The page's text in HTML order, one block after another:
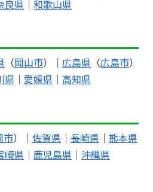
良県 ｜ 和歌山県
（岡山市）｜ 広島県 （広島市）
県 ｜ 愛媛県 ｜ 高知県
市）｜ 佐賀県 ｜ 長崎県 ｜ 熊本県
崎県 ｜ 鹿児島県 ｜ 沖縄県